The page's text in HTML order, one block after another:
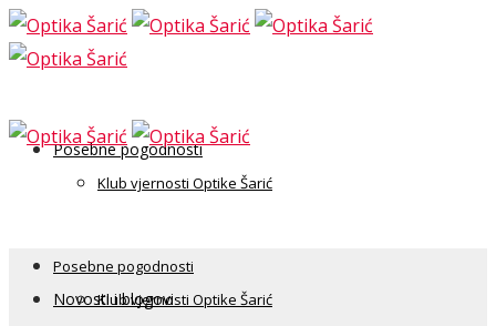
Posebne pogodnosti
Klub vjernosti Optike Šarić
Novosti i blogovi
Posebne pogodnosti
Klub vjernosti Optike Šarić